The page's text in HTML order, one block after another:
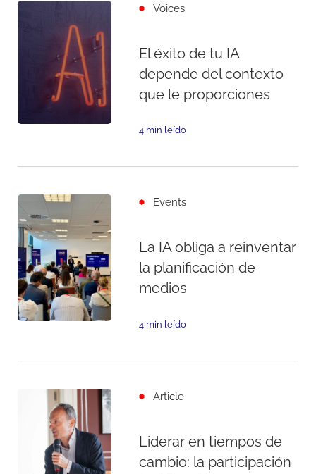
Voices
El éxito de tu IA
depende del contexto
que le proporciones
4 min leído
Events
La IA obliga a reinventar
la planificación de
medios
4 min leído
Article
Liderar en tiempos de
cambio: la participación